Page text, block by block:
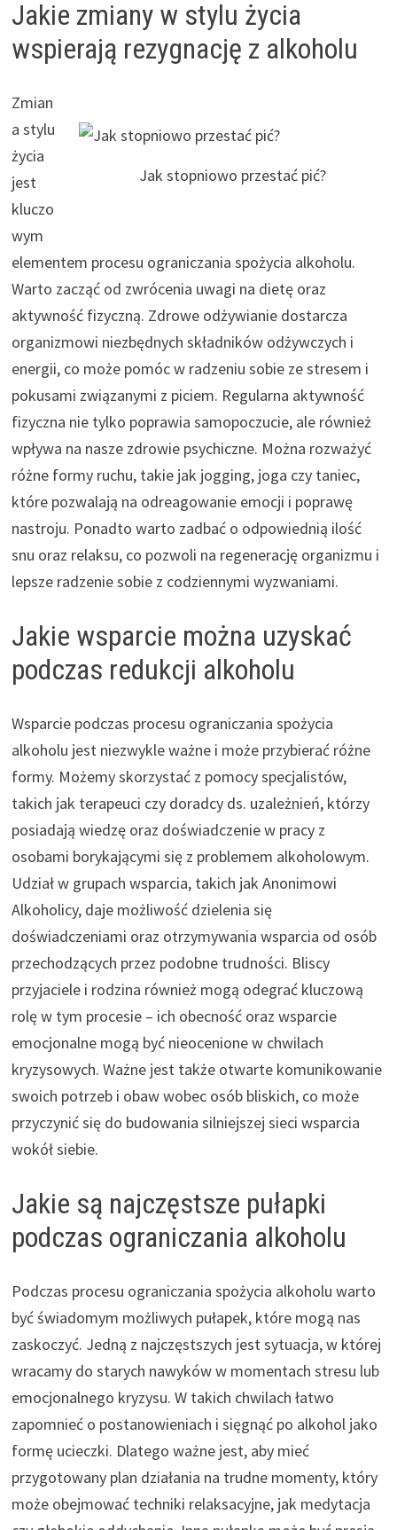
Jakie zmiany w stylu życia
wspierają rezygnację z alkoholu
Jak stopniowo przestać pić?
Zmian
a stylu
życia
jest
kluczo
wym
elementem procesu ograniczania spożycia alkoholu.
Warto zacząć od zwrócenia uwagi na dietę oraz
aktywność fizyczną. Zdrowe odżywianie dostarcza
organizmowi niezbędnych składników odżywczych i
energii, co może pomóc w radzeniu sobie ze stresem i
pokusami związanymi z piciem. Regularna aktywność
fizyczna nie tylko poprawia samopoczucie, ale również
wpływa na nasze zdrowie psychiczne. Można rozważyć
różne formy ruchu, takie jak jogging, joga czy taniec,
które pozwalają na odreagowanie emocji i poprawę
nastroju. Ponadto warto zadbać o odpowiednią ilość
snu oraz relaksu, co pozwoli na regenerację organizmu i
lepsze radzenie sobie z codziennymi wyzwaniami.
Jakie wsparcie można uzyskać
podczas redukcji alkoholu
Wsparcie podczas procesu ograniczania spożycia
alkoholu jest niezwykle ważne i może przybierać różne
formy. Możemy skorzystać z pomocy specjalistów,
takich jak terapeuci czy doradcy ds. uzależnień, którzy
posiadają wiedzę oraz doświadczenie w pracy z
osobami borykającymi się z problemem alkoholowym.
Udział w grupach wsparcia, takich jak Anonimowi
Alkoholicy, daje możliwość dzielenia się
doświadczeniami oraz otrzymywania wsparcia od osób
przechodzących przez podobne trudności. Bliscy
przyjaciele i rodzina również mogą odegrać kluczową
rolę w tym procesie – ich obecność oraz wsparcie
emocjonalne mogą być nieocenione w chwilach
kryzysowych. Ważne jest także otwarte komunikowanie
swoich potrzeb i obaw wobec osób bliskich, co może
przyczynić się do budowania silniejszej sieci wsparcia
wokół siebie.
Jakie są najczęstsze pułapki
podczas ograniczania alkoholu
Podczas procesu ograniczania spożycia alkoholu warto
być świadomym możliwych pułapek, które mogą nas
zaskoczyć. Jedną z najczęstszych jest sytuacja, w której
wracamy do starych nawyków w momentach stresu lub
emocjonalnego kryzysu. W takich chwilach łatwo
zapomnieć o postanowieniach i sięgnąć po alkohol jako
formę ucieczki. Dlatego ważne jest, aby mieć
przygotowany plan działania na trudne momenty, który
może obejmować techniki relaksacyjne, jak medytacja